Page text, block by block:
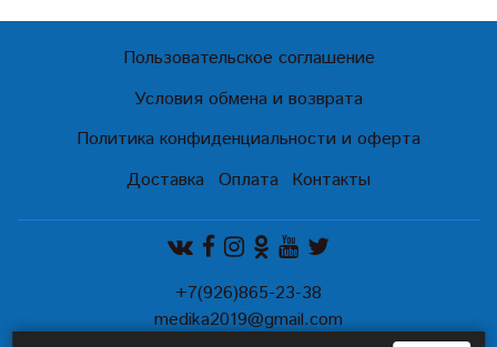
Пользовательское соглашение
Условия обмена и возврата
Политика конфиденциальности и оферта
Доставка
Оплата Контакты
+7(926)865-23-38
medika2019@gmail.com